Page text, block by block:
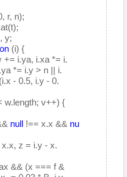
n);
y;
(i) {
i.xa *= i.
*= i.y > n || i.
- 0.5, i.y - 0.
w.length; v++) {
null !== x.x && nu
= i.y - x.
(x === f &